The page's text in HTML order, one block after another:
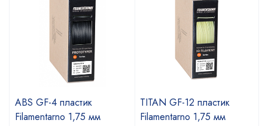
ABS GF-4 пластик
Filamentarno 1,75 мм
TITAN GF-12 пластик
Filamentarno 1,75 мм